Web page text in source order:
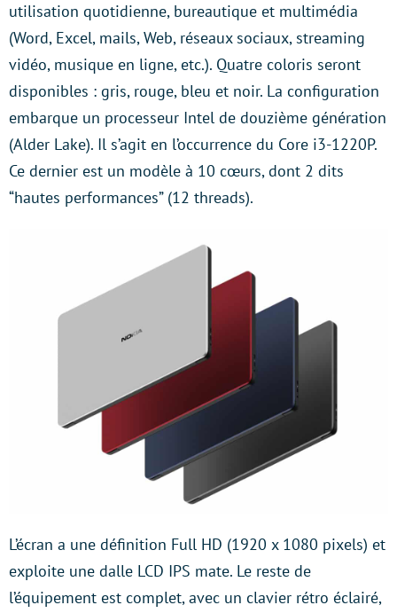
utilisation quotidienne, bureautique et multimédia
(Word, Excel, mails, Web, réseaux sociaux, streaming
vidéo, musique en ligne, etc.). Quatre coloris seront
disponibles : gris, rouge, bleu et noir. La configuration
embarque un processeur Intel de douzième génération
(Alder Lake). Il s’agit en l’occurrence du Core i3-1220P.
Ce dernier est un modèle à 10 cœurs, dont 2 dits
“hautes performances” (12 threads).
L’écran a une définition Full HD (1920 x 1080 pixels) et
exploite une dalle LCD IPS mate. Le reste de
l’équipement est complet, avec un clavier rétro éclairé,